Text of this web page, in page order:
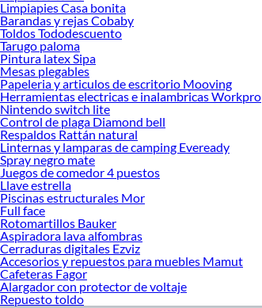
Limpiapies Casa bonita
Barandas y rejas Cobaby
Toldos Tododescuento
Tarugo paloma
Pintura latex Sipa
Mesas plegables
Papeleria y articulos de escritorio Mooving
Herramientas electricas e inalambricas Workpro
Nintendo switch lite
Control de plaga Diamond bell
Respaldos Rattán natural
Linternas y lamparas de camping Eveready
Spray negro mate
Juegos de comedor 4 puestos
Llave estrella
Piscinas estructurales Mor
Full face
Rotomartillos Bauker
Aspiradora lava alfombras
Cerraduras digitales Ezviz
Accesorios y repuestos para muebles Mamut
Cafeteras Fagor
Alargador con protector de voltaje
Repuesto toldo